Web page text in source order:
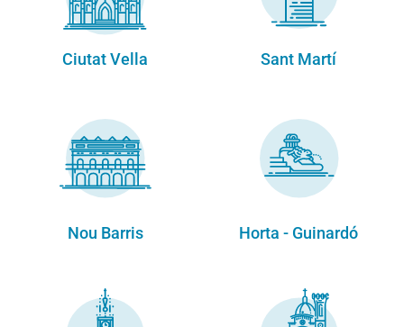
Ciutat Vella Sant Martí
Nou Barris Horta - Guinardó